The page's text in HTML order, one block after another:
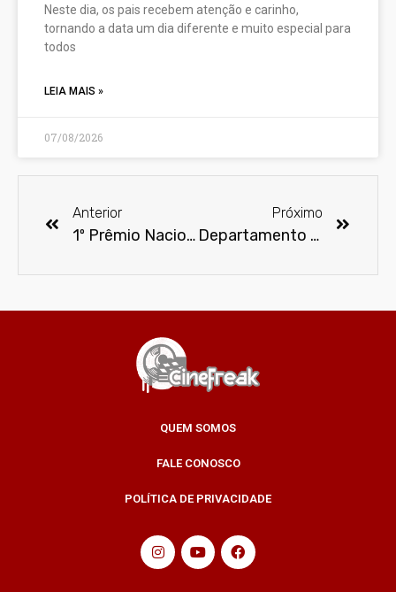
Neste dia, os pais recebem atenção e carinho,
tornando a data um dia diferente e muito especial para
todos
LEIA MAIS »
07/08/2026
Anterior
1º Prêmio Nacional de Projetos com participação Infantil
Próximo
Departamento de Polícia de LA divulga causa da morte de Paul Walker
QUEM SOMOS
FALE CONOSCO
POLÍTICA DE PRIVACIDADE